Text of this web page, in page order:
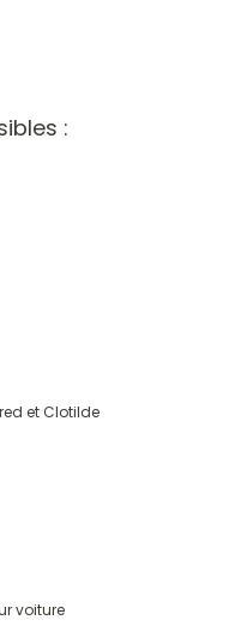
:
et Clotilde
voiture